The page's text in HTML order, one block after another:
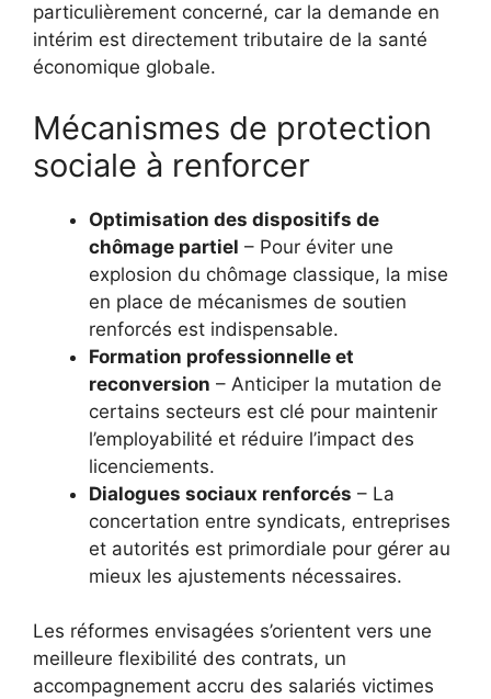
particulièrement concerné, car la demande en
intérim est directement tributaire de la santé
économique globale.
Mécanismes de protection
sociale à renforcer
Optimisation des dispositifs de
chômage partiel – Pour éviter une
explosion du chômage classique, la mise
en place de mécanismes de soutien
renforcés est indispensable.
Formation professionnelle et
reconversion – Anticiper la mutation de
certains secteurs est clé pour maintenir
l’employabilité et réduire l’impact des
licenciements.
Dialogues sociaux renforcés – La
concertation entre syndicats, entreprises
et autorités est primordiale pour gérer au
mieux les ajustements nécessaires.
Les réformes envisagées s’orientent vers une
meilleure flexibilité des contrats, un
accompagnement accru des salariés victimes